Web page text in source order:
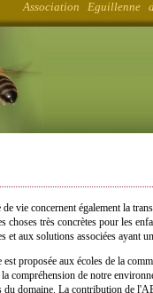
Association Eguillenne
vie concernent également la
choses très concrètes pour les
et aux solutions associées ayant
proposée aux écoles de la
compréhension de notre
du domaine. La contribution de